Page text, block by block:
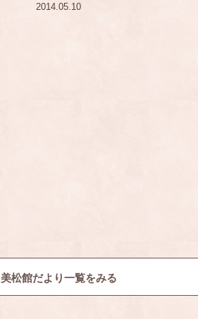
2014.05.10
美松館だより一覧をみる